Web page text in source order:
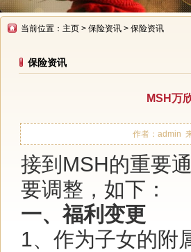
当前位置： 主页 > 保险资讯 > 保险资讯
保险资讯
MSH万
作者：admin
接到MSH的重要
要调整，如下：
一、福利变更
1、作为子女的附